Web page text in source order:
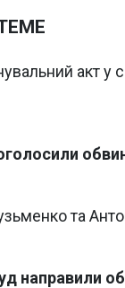
акт у
та
направили